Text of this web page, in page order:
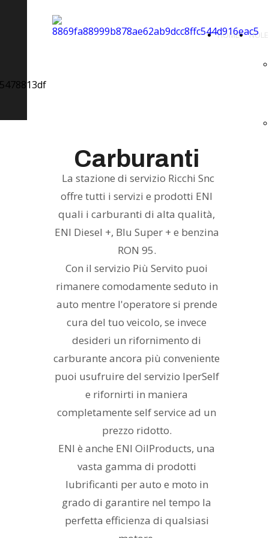
HOME
Carburanti
La stazione di servizio Ricchi Snc
offre tutti i servizi e prodotti ENI
quali i carburanti di alta qualità,
ENI Diesel +, Blu Super + e benzina
RON 95.
Con il servizio Più Servito puoi
rimanere comodamente seduto in
auto mentre l'operatore si prende
cura del tuo veicolo, se invece
desideri un rifornimento di
carburante ancora più conveniente
puoi usufruire del servizio IperSelf
e rifornirti in maniera
completamente self service ad un
prezzo ridotto.
ENI è anche ENI OilProducts, una
vasta gamma di prodotti
lubrificanti per auto e moto in
grado di garantire nel tempo la
perfetta efficienza di qualsiasi